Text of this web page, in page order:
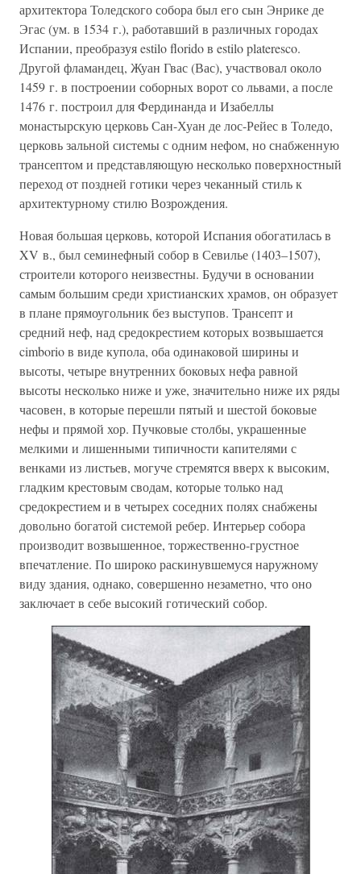
архитектора Толедского собора был его сын Энрике де
Эгас (ум. в 1534 г.), работавший в различных городах
Испании, преобразуя estilo florido в estilo plateresco.
Другой фламандец, Жуан Гвас (Вас), участвовал около
1459 г. в построении соборных ворот со львами, а после
1476 г. построил для Фердинанда и Изабеллы
монастырскую церковь Сан-Хуан де лос-Рейес в Толедо,
церковь зальной системы с одним нефом, но снабженную
трансептом и представляющую несколько поверхностный
переход от поздней готики через чеканный стиль к
архитектурному стилю Возрождения.
Новая большая церковь, которой Испания обогатилась в
XV в., был семинефный собор в Севилье (1403–1507),
строители которого неизвестны. Будучи в основании
самым большим среди христианских храмов, он образует
в плане прямоугольник без выступов. Трансепт и
средний неф, над средокрестием которых возвышается
cimborio в виде купола, оба одинаковой ширины и
высоты, четыре внутренних боковых нефа равной
высоты несколько ниже и уже, значительно ниже их ряды
часовен, в которые перешли пятый и шестой боковые
нефы и прямой хор. Пучковые столбы, украшенные
мелкими и лишенными типичности капителями с
венками из листьев, могуче стремятся вверх к высоким,
гладким крестовым сводам, которые только над
средокрестием и в четырех соседних полях снабжены
довольно богатой системой ребер. Интерьер собора
производит возвышенное, торжественно-грустное
впечатление. По широко раскинувшемуся наружному
виду здания, однако, совершенно незаметно, что оно
заключает в себе высокий готический собор.